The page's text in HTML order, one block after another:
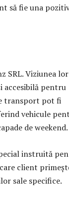
să fie una
SRL. Viziunea lor
accesibilă pentru
transport pot fi
vehicule
de weekend.
instruită
client
sale specifice.